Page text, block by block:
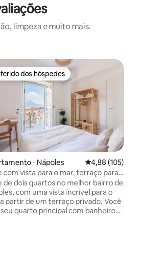
limpeza e muito mais.
média de 5, 580 avaliações
dos hóspedes
dos hóspedes
⋅ Nápoles 4,88 de uma avaliação
4,88 (105)
com vista para o mar, terraço para
do sol e 2 quartos
de dois quartos no melhor bairro de
com uma vista incrível para o
partir de um terraço privado. Você
quarto principal com banheiro